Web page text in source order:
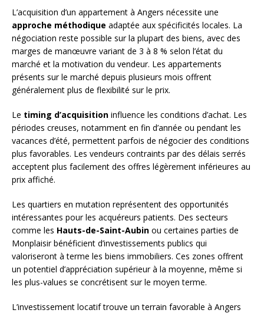
L’acquisition d’un appartement à Angers nécessite une
approche méthodique adaptée aux spécificités locales. La
négociation reste possible sur la plupart des biens, avec des
marges de manœuvre variant de 3 à 8 % selon l’état du
marché et la motivation du vendeur. Les appartements
présents sur le marché depuis plusieurs mois offrent
généralement plus de flexibilité sur le prix.
Le timing d’acquisition influence les conditions d’achat. Les
périodes creuses, notamment en fin d’année ou pendant les
vacances d’été, permettent parfois de négocier des conditions
plus favorables. Les vendeurs contraints par des délais serrés
acceptent plus facilement des offres légèrement inférieures au
prix affiché.
Les quartiers en mutation représentent des opportunités
intéressantes pour les acquéreurs patients. Des secteurs
comme les Hauts-de-Saint-Aubin ou certaines parties de
Monplaisir bénéficient d’investissements publics qui
valoriseront à terme les biens immobiliers. Ces zones offrent
un potentiel d’appréciation supérieur à la moyenne, même si
les plus-values se concrétisent sur le moyen terme.
L’investissement locatif trouve un terrain favorable à Angers